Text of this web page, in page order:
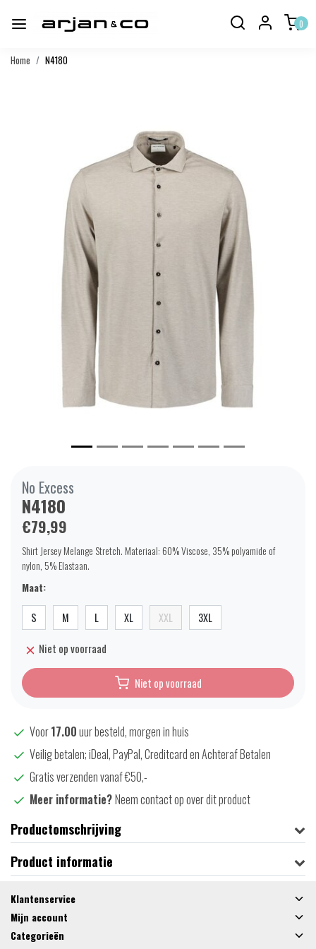
0
Home N4180
No Excess
N4180
€79,99
Shirt Jersey Melange Stretch. Materiaal: 60% Viscose, 35% polyamide of
nylon, 5% Elastaan.
Maat:
S M L XL XXL 3XL
Niet op voorraad
Niet op voorraad
Voor17.00uur besteld, morgen in huis
Veilig betalen; iDeal, PayPal, Creditcard en Achteraf Betalen
Gratis verzenden vanaf €50,-
Meer informatie?Neem contact op over dit product
Productomschrijving
Product informatie
Klantenservice
Mijn account
Categorieën